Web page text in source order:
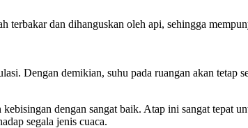
dan dihanguskan oleh api, sehingga
Dengan demikian, suhu pada ruangan akan tetap
dengan sangat baik. Atap ini sangat tepat
segala jenis cuaca.